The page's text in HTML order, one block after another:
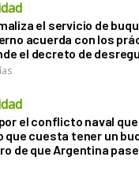
el servicio de
acuerda con los
el decreto de
el conflicto naval
que cuesta tener un
de que Argentina